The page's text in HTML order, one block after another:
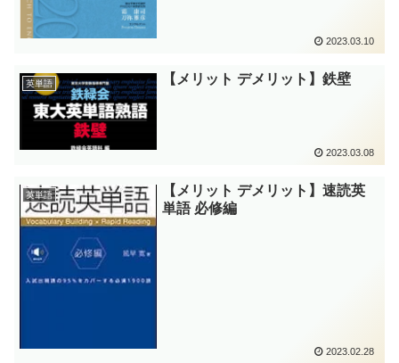
2023.03.10
英単語 【メリット デメリット】鉄壁
2023.03.08
英単語
【メリット デメリット】速読英
単語 必修編
2023.02.28